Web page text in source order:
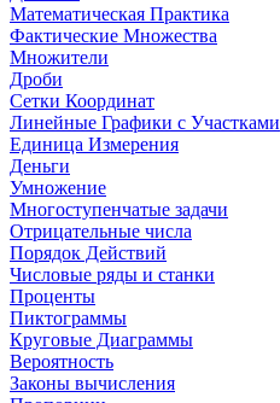
Математическая Практика
Фактические Множества
Множители
Дроби
Сетки Координат
Линейные Графики с Участками
Единица Измерения
Деньги
Умножение
Многоступенчатые задачи
Отрицательные числа
Порядок Действий
Числовые ряды и станки
Проценты
Пиктограммы
Круговые Диаграммы
Вероятность
Законы вычисления